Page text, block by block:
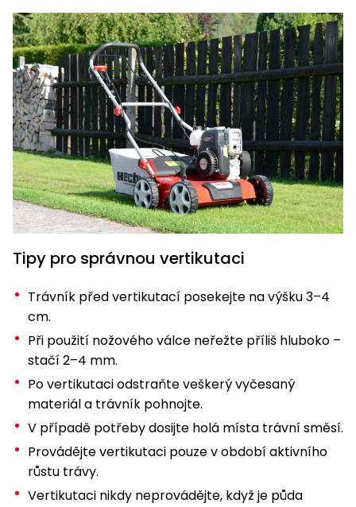
Tipy pro správnou vertikutaci
Trávník před vertikutací posekejte na výšku 3–4
cm.
Při použití nožového válce neřežte příliš hluboko –
stačí 2–4 mm.
Po vertikutaci odstraňte veškerý vyčesaný
materiál a trávník pohnojte.
V případě potřeby dosijte holá místa trávní směsí.
Provádějte vertikutaci pouze v období aktivního
růstu trávy.
Vertikutaci nikdy neprovádějte, když je půda